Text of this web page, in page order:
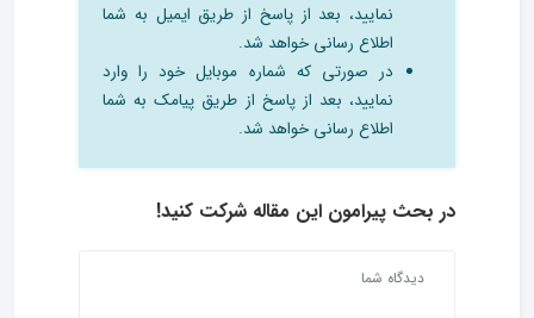
نمایید، بعد از پاسخ از طریق ایمیل به شما
اطلاع رسانی خواهد شد.
در صورتی که شماره موبایل خود را وارد
نمایید، بعد از پاسخ از طریق پیامک به شما
اطلاع رسانی خواهد شد.
در بحث‌ پیرامون این مقاله شرکت کنید!